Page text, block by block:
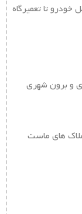
تا تعمیرگاه
و برون شهری
های ماست